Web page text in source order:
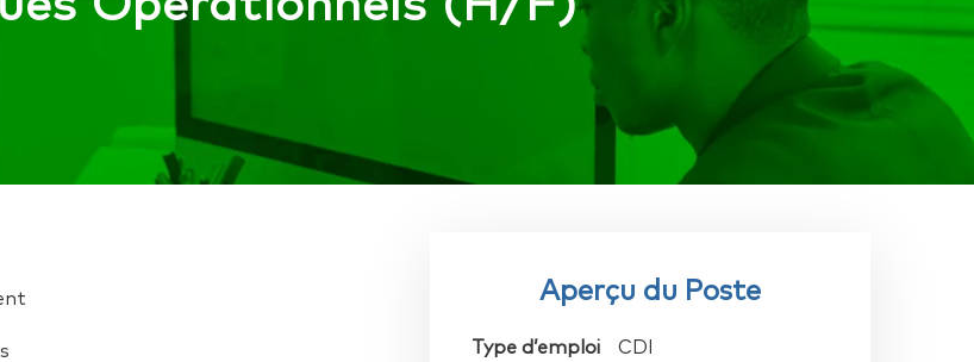
Aperçu du Poste
Type d’emploi CDI